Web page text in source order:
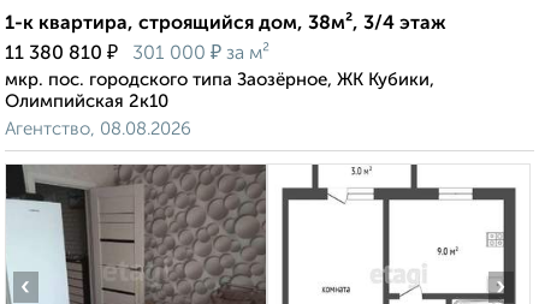
1-к квартира, строящийся дом, 38м², 3/4 этаж
11 380 810 ₽ 301 000 ₽ за м²
мкр. пос. городского типа Заозёрное, ЖК Кубики,
Олимпийская 2к10
Агентство, 08.08.2026
‹ ›